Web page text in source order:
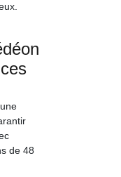
de 48